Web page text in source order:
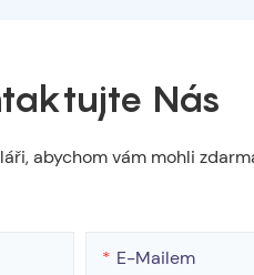
Nás
abychom vám mohli
E-Mailem